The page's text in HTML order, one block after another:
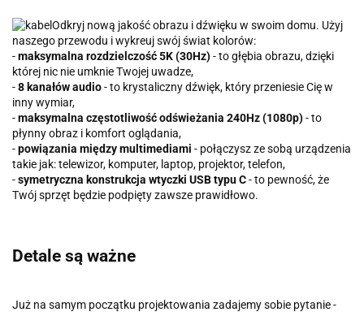
Odkryj nową jakość obrazu i dźwięku w swoim domu. Użyj
naszego przewodu i wykreuj swój świat kolorów:
-maksymalna rozdzielczość 5K (30Hz)- to głębia obrazu, dzięki
której nic nie umknie Twojej uwadze,
-8 kanałów audio- to krystaliczny dźwięk, który przeniesie Cię w
inny wymiar,
-maksymalna częstotliwość odświeżania 240Hz (1080p)- to
płynny obraz i komfort oglądania,
-powiązania między multimediami - połączysz ze sobą urządzenia
takie jak: telewizor, komputer, laptop, projektor, telefon,
-symetryczna konstrukcja wtyczki USB typu C- to pewność, że
Twój sprzęt będzie podpięty zawsze prawidłowo.
Detale są ważne
Już na samym początku projektowania zadajemy sobie pytanie -